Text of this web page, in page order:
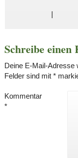
|
Schreibe einen
Deine E-Mail-Adresse
Felder sind mit *
Kommentar
*